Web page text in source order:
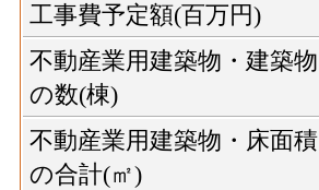
工事費予定額(百万円)
不動産業用建築物・建築物
の数(棟)
不動産業用建築物・床面積
の合計(㎡)